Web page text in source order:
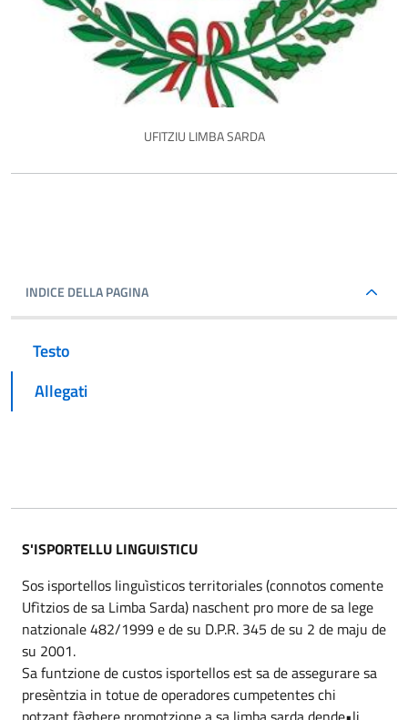
UFITZIU LIMBA SARDA
INDICE DELLA PAGINA
Testo
Allegati
S'ISPORTELLU LINGUISTICU
Sos isportellos linguìsticos territoriales (connotos comente
Ufìtzios de sa Limba Sarda) naschent pro more de sa lege
natzionale 482/1999 e de su D.P.R. 345 de su 2 de maju de
su 2001.
Sa funtzione de custos isportellos est sa de assegurare sa
presèntzia in totue de operadores cumpetentes chi